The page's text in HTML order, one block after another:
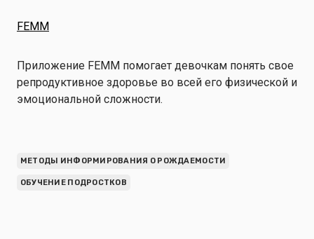
FEMM
Приложение FEMM помогает девочкам понять свое
репродуктивное здоровье во всей его физической и
эмоциональной сложности.
МЕТОДЫ ИНФОРМИРОВАНИЯ О РОЖДАЕМОСТИ
ОБУЧЕНИЕ ПОДРОСТКОВ